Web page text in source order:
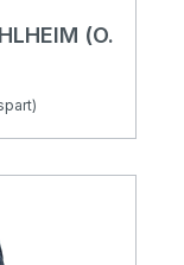
(O.